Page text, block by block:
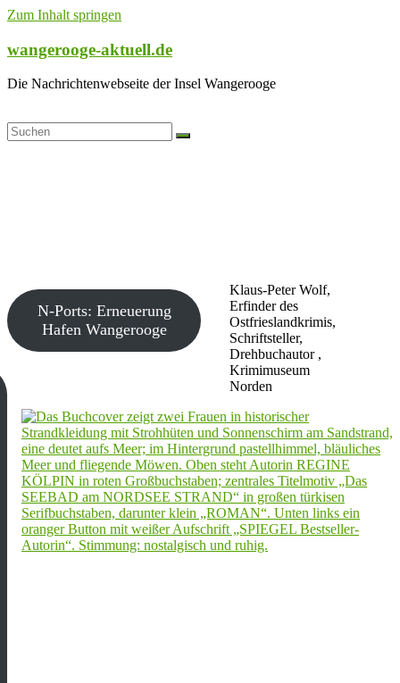
Zum Inhalt springen
wangerooge-aktuell.de
Die Nachrichtenwebseite der Insel Wangerooge
Klaus-Peter Wolf,
Erfinder des
Ostfrieslandkrimis,
Schriftsteller,
Drehbuchautor ,
Krimimuseum
Norden
N-Ports: Erneuerung
Hafen Wangerooge